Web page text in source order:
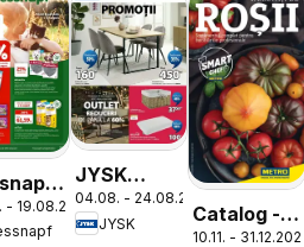
- 19.08.2026
JYSK
Catalog
04.08. - 24.08.2026
JYSK
Catalog -
Varietăți
10.11. - 31.12.2026